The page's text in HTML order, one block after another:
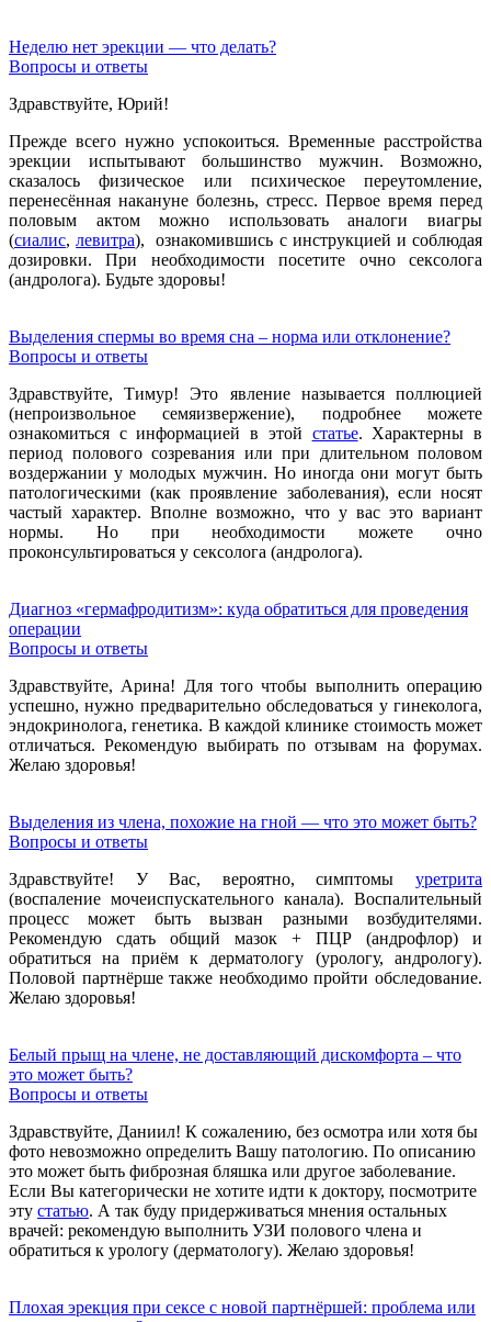
Неделю нет эрекции — что делать?
Вопросы и ответы
Здравствуйте, Юрий!
Прежде всего нужно успокоиться. Временные расстройства
эрекции испытывают большинство мужчин. Возможно,
сказалось физическое или психическое переутомление,
перенесённая накануне болезнь, стресс. Первое время перед
половым актом можно использоватьаналоги виагры
(сиалис,левитра), ознакомившись с инструкцией и соблюдая
дозировки. При необходимости посетите очно сексолога
(андролога). Будьте здоровы!
Выделения спермы во время сна – норма или отклонение?
Вопросы и ответы
Здравствуйте, Тимур! Это явление называется поллюцией
(непроизвольное семяизвержение), подробнее можете
ознакомиться с информацией в этой статье. Характерны в
период полового созревания или при длительном половом
воздержании у молодых мужчин. Но иногда они могут быть
патологическими (как проявление заболевания), если носят
частый характер. Вполне возможно, что у вас это вариант
нормы. Но при необходимости можете очно
проконсультироваться у сексолога (андролога).
Диагноз «гермафродитизм»: куда обратиться для проведения
операции
Вопросы и ответы
Здравствуйте, Арина! Для того чтобы выполнить операцию
успешно, нужно предварительно обследоваться у гинеколога,
эндокринолога, генетика. В каждой клинике стоимость может
отличаться. Рекомендую выбирать по отзывам на форумах.
Желаю здоровья!
Выделения из члена, похожие на гной — что это может быть?
Вопросы и ответы
Здравствуйте! У Вас, вероятно, симптомы уретрита
(воспаление мочеиспускательного канала). Воспалительный
процесс может быть вызван разными возбудителями.
Рекомендую сдать общий мазок + ПЦР (андрофлор) и
обратиться на приём к дерматологу (урологу, андрологу).
Половой партнёрше также необходимо пройти обследование.
Желаю здоровья!
Белый прыщ на члене, не доставляющий дискомфорта – что
это может быть?
Вопросы и ответы
Здравствуйте, Даниил! К сожалению, без осмотра или хотя бы
фото невозможно определить Вашу патологию. По описанию
это может быть фиброзная бляшка или другое заболевание.
Если Вы категорически не хотите идти к доктору, посмотрите
эту статью. А так буду придерживаться мнения остальных
врачей: рекомендую выполнить УЗИ полового члена и
обратиться к урологу (дерматологу). Желаю здоровья!
Плохая эрекция при сексе с новой партнёршей: проблема или